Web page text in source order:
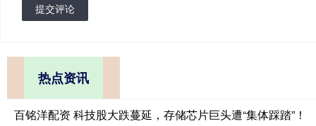
提交评论
热点资讯
百铭洋配资 科技股大跌蔓延，存储芯片巨头遭“集体踩踏”！